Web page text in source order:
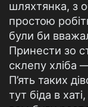
шляхтянка, з
простою
були би
Принести зо
склепу хліба
П’ять таких
тут біда в